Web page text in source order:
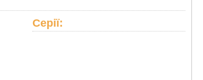
Серії: